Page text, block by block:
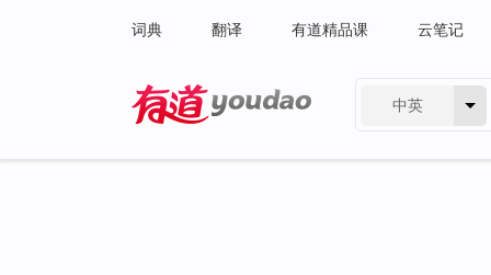
词典 翻译 有道精品课 云笔记
中英